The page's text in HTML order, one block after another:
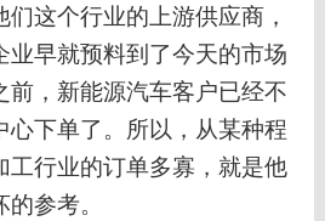
这个行业的上游供应商，
业早就预料到了今天的市场
前，新能源汽车客户已经不
心下单了。所以，从某种程
工行业的订单多寡，就是他
参考。